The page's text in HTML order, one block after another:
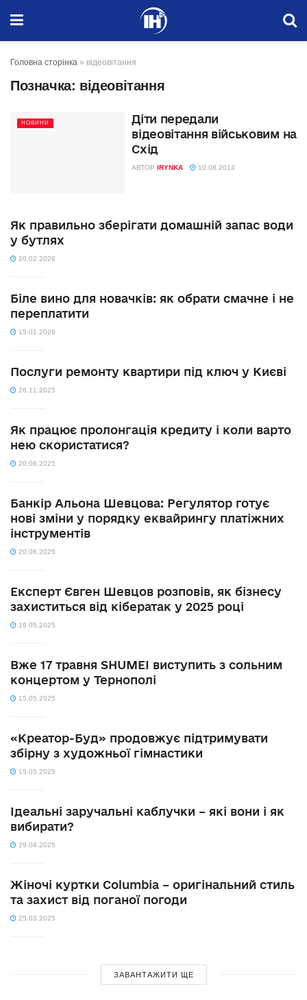
Головна сторінка » відеовітання
Позначка: відеовітання
НОВИНИ
Діти передали
відеовітання військовим на
Схід
АВТОР IRYNKA 10.08.2014
Як правильно зберігати домашній запас води
у бутлях
20.02.2026
Біле вино для новачків: як обрати смачне і не
переплатити
15.01.2026
Послуги ремонту квартири під ключ у Києві
26.11.2025
Як працює пролонгація кредиту і коли варто
нею скористатися?
20.06.2025
Банкір Альона Шевцова: Регулятор готує
нові зміни у порядку еквайрингу платіжних
інструментів
20.06.2025
Експерт Євген Шевцов розповів, як бізнесу
захиститься від кібератак у 2025 році
19.05.2025
Вже 17 травня SHUMEI виступить з сольним
концертом у Тернополі
15.05.2025
«Креатор-Буд» продовжує підтримувати
збірну з художньої гімнастики
15.05.2025
Ідеальні заручальні каблучки – які вони і як
вибирати?
29.04.2025
Жіночі куртки Columbia – оригінальний стиль
та захист від поганої погоди
25.03.2025
ЗАВАНТАЖИТИ ЩЕ